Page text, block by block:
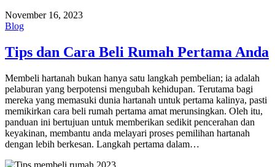
November 16, 2023
Blog
Tips dan Cara Beli Rumah Pertama Anda
Membeli hartanah bukan hanya satu langkah pembelian; ia adalah
pelaburan yang berpotensi mengubah kehidupan. Terutama bagi
mereka yang memasuki dunia hartanah untuk pertama kalinya, pasti
memikirkan cara beli rumah pertama amat merunsingkan. Oleh itu,
panduan ini bertujuan untuk memberikan sedikit pencerahan dan
keyakinan, membantu anda melayari proses pemilihan hartanah
dengan lebih berkesan. Langkah pertama dalam…